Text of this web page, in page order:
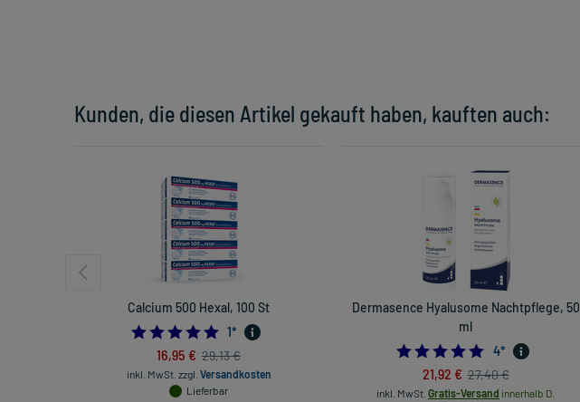
Kunden, die diesen Artikel gekauft haben, kauften auch:
Calcium 500 Hexal, 100 St
5.0
1*
16,95 € 29,13 €
inkl. MwSt. zzgl. Versandkosten
Lieferbar
Dermasence Hyalusome Nachtpflege, 50
ml
4.75
4*
21,92 € 27,40 €
inkl. MwSt. Gratis-Versand innerhalb D.